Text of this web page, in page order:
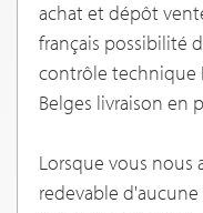
achat et dépôt
français possibilité
contrôle technique
Belges livraison en
Lorsque vous nous
redevable